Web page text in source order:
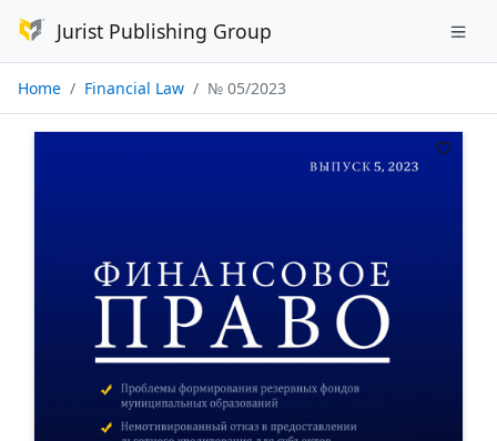
Jurist Publishing Group
Home Financial Law № 05/2023